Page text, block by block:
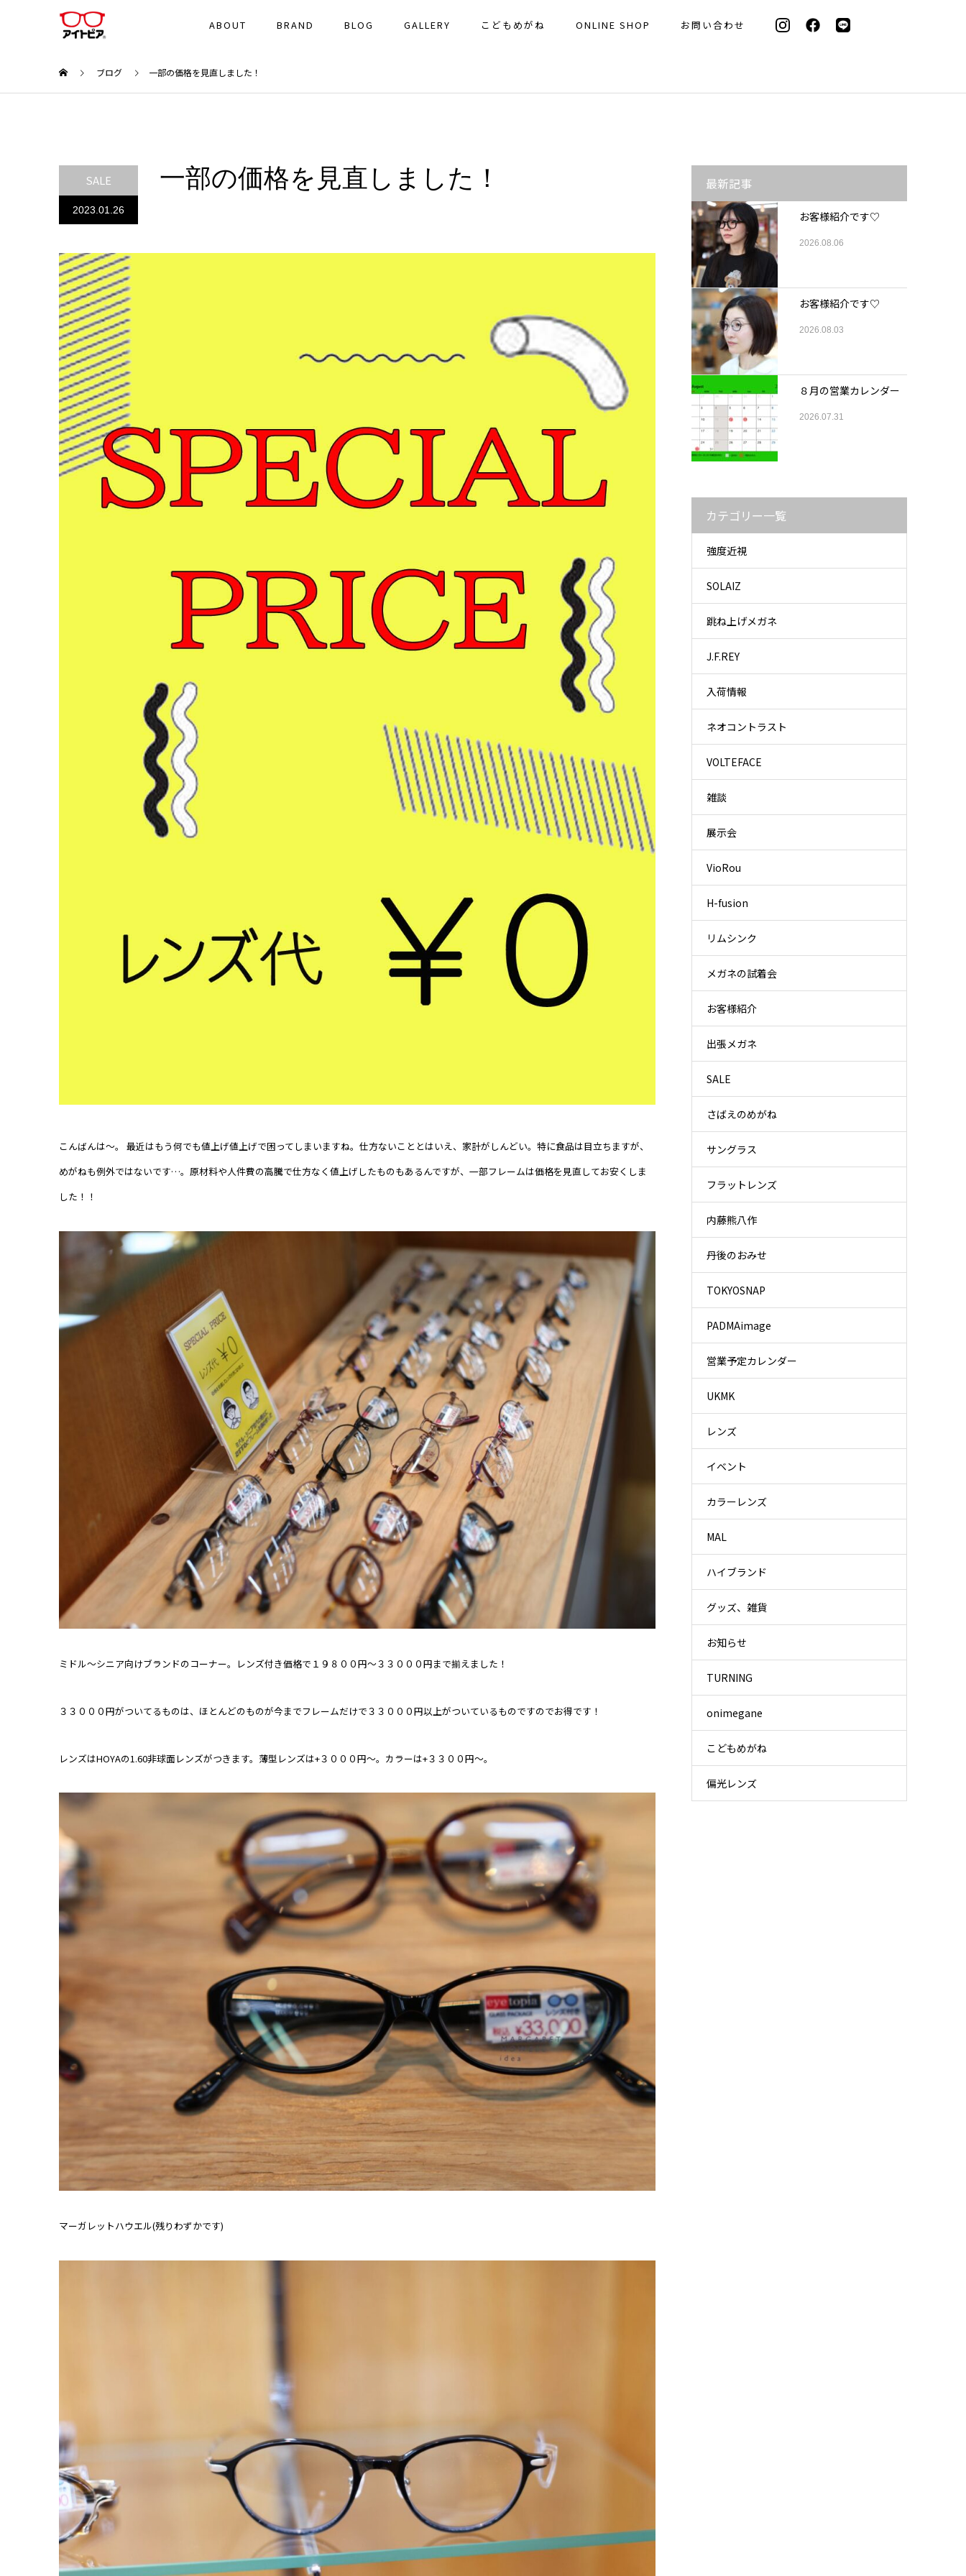
ABOUT BRAND BLOG GALLERY こどもめがね ONLINE SHOP お問い合わせ
ブログ 一部の価格を見直しました！
SALE
2023.01.26
一部の価格を見直しました！
こんばんは～。 最近はもう何でも値上げ値上げで困ってしまいますね。仕方ないこととはいえ、家計がしんどい。特に食品は目立ちますが、
めがねも例外ではないです…。原材料や人件費の高騰で仕方なく値上げしたものもあるんですが、一部フレームは価格を見直してお安くしま
した！！
ミドル～シニア向けブランドのコーナー。レンズ付き価格で１９８００円～３３０００円まで揃えました！
３３０００円がついてるものは、ほとんどのものが今までフレームだけで３３０００円以上がついているものですのでお得です！
レンズはHOYAの1.60非球面レンズがつきます。薄型レンズは+３０００円～。カラーは+３３００円～。
マーガレットハウエル(残りわずかです)
最新記事
お客様紹介です♡
2026.08.06
お客様紹介です♡
2026.08.03
８月の営業カレンダー
2026.07.31
カテゴリー一覧
強度近視
SOLAIZ
跳ね上げメガネ
J.F.REY
入荷情報
ネオコントラスト
VOLTEFACE
雑談
展示会
VioRou
H-fusion
リムシンク
メガネの試着会
お客様紹介
出張メガネ
SALE
さばえのめがね
サングラス
フラットレンズ
内藤熊八作
丹後のおみせ
TOKYOSNAP
PADMAimage
営業予定カレンダー
UKMK
レンズ
イベント
カラーレンズ
MAL
ハイブランド
グッズ、雑貨
お知らせ
TURNING
onimegane
こどもめがね
偏光レンズ